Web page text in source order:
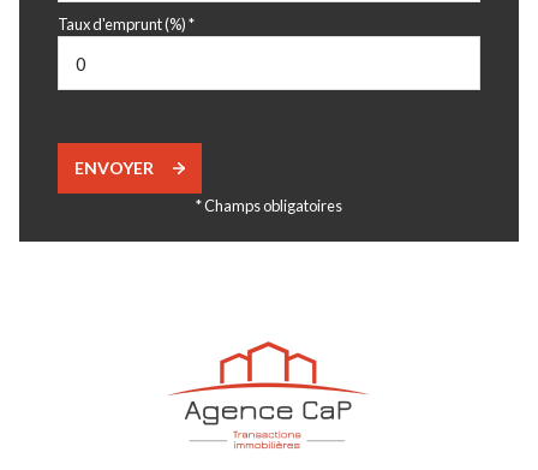
Taux d'emprunt (%) *
ENVOYER
* Champs obligatoires